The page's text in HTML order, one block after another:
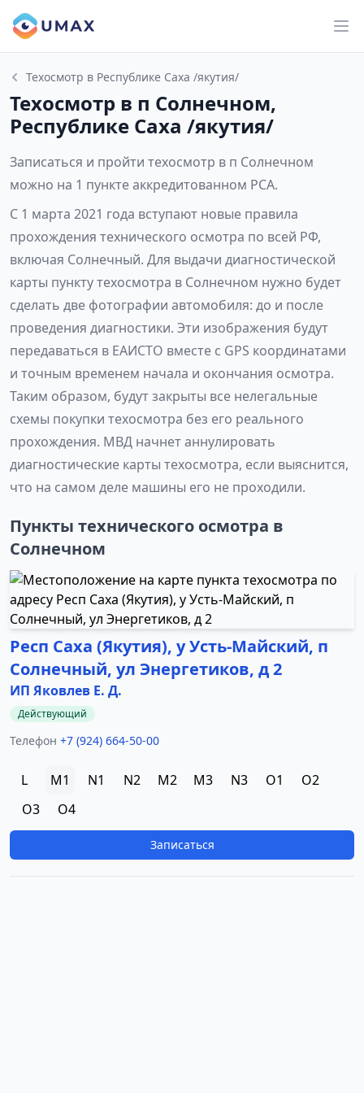
Техосмотр в Республике Саха /якутия/
Техосмотр в п Солнечном,
Республике Саха /якутия/
Записаться и пройти техосмотр в п Солнечном
можно на 1 пункте аккредитованном РСА.
С 1 марта 2021 года вступают новые правила
прохождения технического осмотра по всей РФ,
включая Солнечный. Для выдачи диагностической
карты пункту техосмотра в Солнечном нужно будет
сделать две фотографии автомобиля: до и после
проведения диагностики. Эти изображения будут
передаваться в ЕАИСТО вместе с GPS координатами
и точным временем начала и окончания осмотра.
Таким образом, будут закрыты все нелегальные
схемы покупки техосмотра без его реального
прохождения. МВД начнет аннулировать
диагностические карты техосмотра, если выяснится,
что на самом деле машины его не проходили.
Пункты технического осмотра в
Солнечном
Респ Саха (Якутия), у Усть-Майский, п
Солнечный, ул Энергетиков, д 2
ИП Яковлев Е. Д.
Действующий
Телефон +7 (924) 664-50-00
L M1 N1 N2 M2 M3 N3 O1
O2
O3
O4
Записаться